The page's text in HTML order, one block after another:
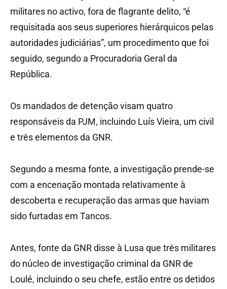
militares no activo, fora de flagrante delito, “é
requisitada aos seus superiores hierárquicos pelas
autoridades judiciárias”, um procedimento que foi
seguido, segundo a Procuradoria Geral da
República.
Os mandados de detenção visam quatro
responsáveis da PJM, incluindo Luís Vieira, um civil
e três elementos da GNR.
Segundo a mesma fonte, a investigação prende-se
com a encenação montada relativamente à
descoberta e recuperação das armas que haviam
sido furtadas em Tancos.
Antes, fonte da GNR disse à Lusa que três militares
do núcleo de investigação criminal da GNR de
Loulé, incluindo o seu chefe, estão entre os detidos